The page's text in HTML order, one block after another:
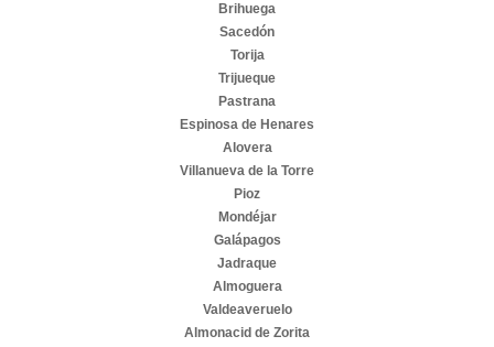
Brihuega
Sacedón
Torija
Trijueque
Pastrana
Espinosa de Henares
Alovera
Villanueva de la Torre
Pioz
Mondéjar
Galápagos
Jadraque
Almoguera
Valdeaveruelo
Almonacid de Zorita